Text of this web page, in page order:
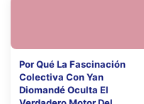
Por Qué La Fascinación
Colectiva Con Yan
Diomandé Oculta El